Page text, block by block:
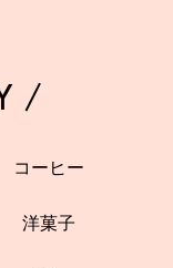
/
コーヒー
洋菓子